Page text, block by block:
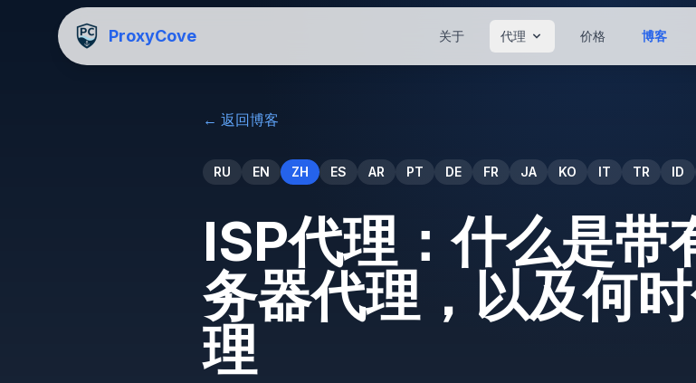
ProxyCove 关于 代理 价格 博客
← 返回博客
RU EN ZH ES AR PT DE FR JA KO IT TR ID
ISP代理：什么是带
务器代理，以及何
理